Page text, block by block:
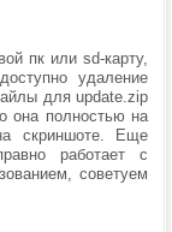
пк или sd-карту,
удаление
для update.zip
она полностью на
скриншоте. Еще
работает с
советуем